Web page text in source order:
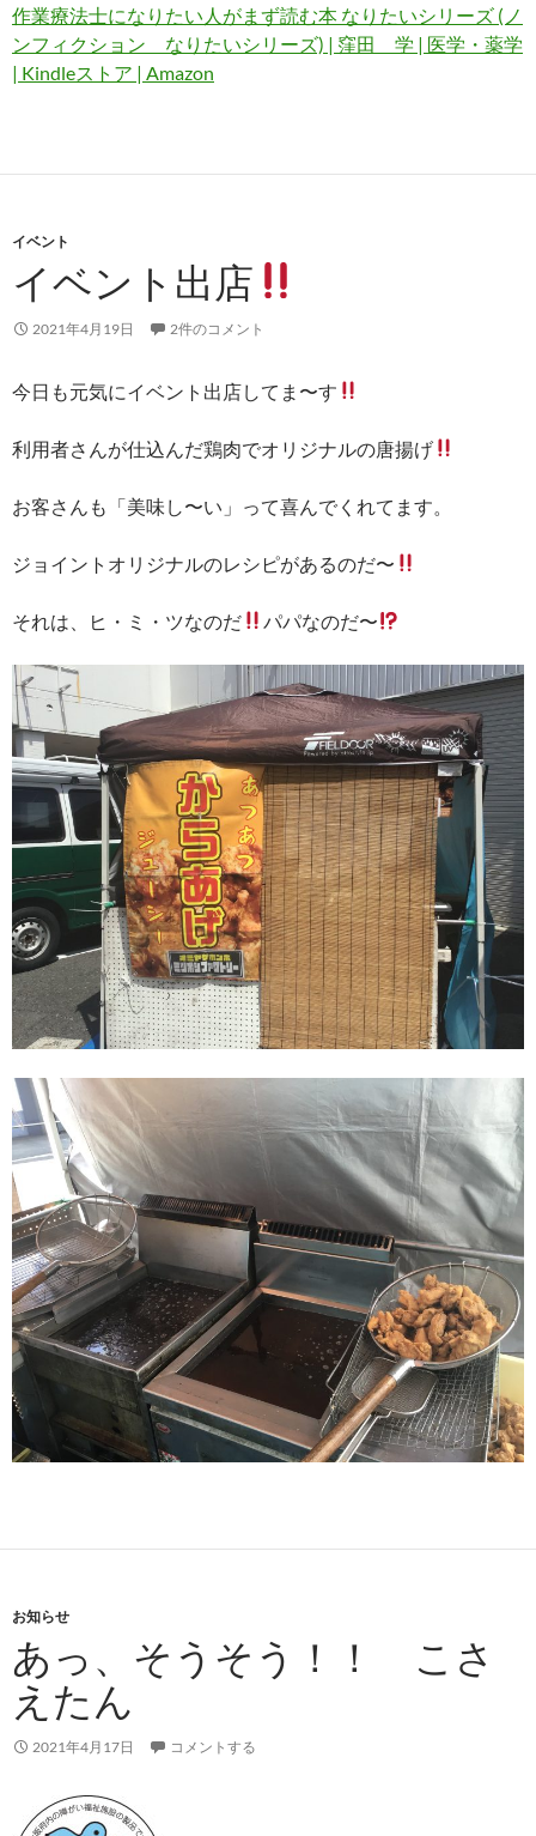
作業療法士になりたい人がまず読む本 なりたいシリーズ (ノ
ンフィクション なりたいシリーズ) | 窪田 学 | 医学・薬学
| Kindleストア | Amazon
イベント
イベント出店
2021年4月19日 2件のコメント
今日も元気にイベント出店してま〜す
利用者さんが仕込んだ鶏肉でオリジナルの唐揚げ
お客さんも「美味し〜い」って喜んでくれてます。
ジョイントオリジナルのレシピがあるのだ〜
それは、ヒ・ミ・ツなのだ パパなのだ〜
お知らせ
あっ、そうそう！！ こさ
えたん
2021年4月17日 コメントする